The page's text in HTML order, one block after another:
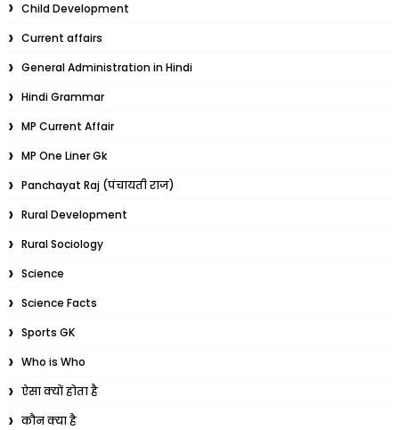
Child Development
Current affairs
General Administration in Hindi
Hindi Grammar
MP Current Affair
MP One Liner Gk
Panchayat Raj (पंचायती राज)
Rural Development
Rural Sociology
Science
Science Facts
Sports GK
Who is Who
ऐसा क्यों होता है
कौन क्या है